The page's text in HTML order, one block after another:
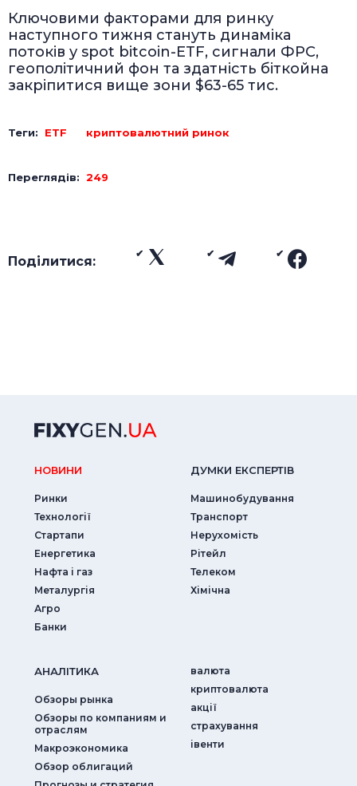
Ключовими факторами для ринку
наступного тижня стануть динаміка
потоків у spot bitcoin-ETF, сигнали ФРС,
геополітичний фон та здатність біткойна
закріпитися вище зони $63-65 тис.
Теги: ETF криптовалютний ринок
Переглядів: 249
Поділитися:
НОВИНИ
Ринки
Технології
Стартапи
Енергетика
Нафта і газ
Металургія
Агро
Банки
ДУМКИ ЕКСПЕРТIВ
Машинобудування
Транспорт
Нерухомість
Рітейл
Телеком
Хімічна
АНАЛIТИКА
Обзоры рынка
Обзоры по компаниям и
отраслям
Макроэкономика
Обзор облигаций
валюта
криптовалюта
акції
страхування
iвенти